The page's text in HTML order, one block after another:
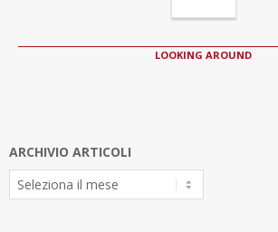
LOOKING AROUND
ARCHIVIO ARTICOLI
Archivio
Articoli